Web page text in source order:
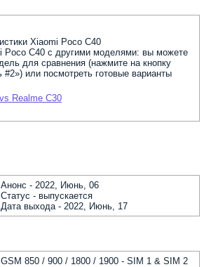
Xiaomi Poco C40
Poco C40 с другими моделями: вы можете
для сравнения (нажмите на кнопку
или посмотреть готовые варианты
Realme C30
Анонс - 2022, Июнь, 06
Статус - выпускается
Дата выхода - 2022, Июнь, 17
GSM 850 / 900 / 1800 / 1900 - SIM 1 & SIM 2